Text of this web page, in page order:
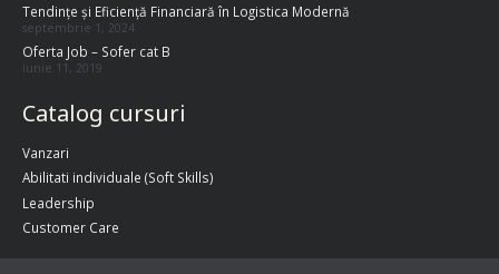
Tendințe și Eficiență Financiară în Logistica Modernă
septembrie 1, 2024
Oferta Job – Sofer cat B
iunie 11, 2019
Catalog cursuri
Vanzari
Abilitati individuale (Soft Skills)
Leadership
Customer Care